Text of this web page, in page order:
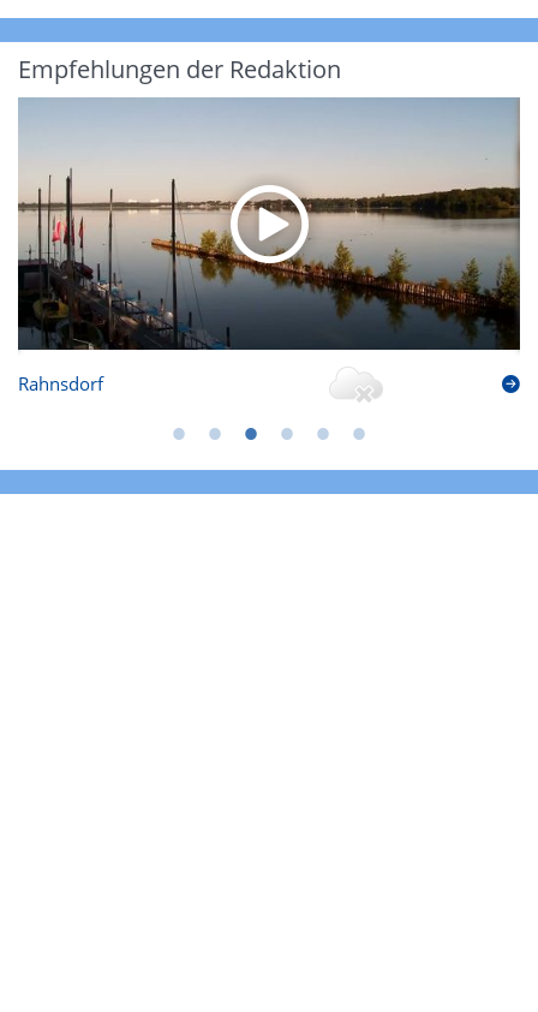
Empfehlungen der Redaktion
Rahnsdorf